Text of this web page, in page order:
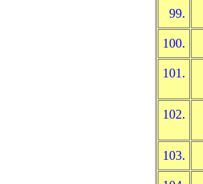
99.
100.
101.
102.
103.